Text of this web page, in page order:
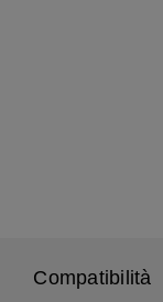
Compatibilità